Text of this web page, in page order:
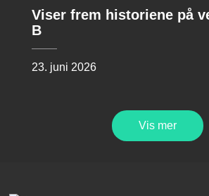
Viser frem historiene på
B
23. juni 2026
Vis mer